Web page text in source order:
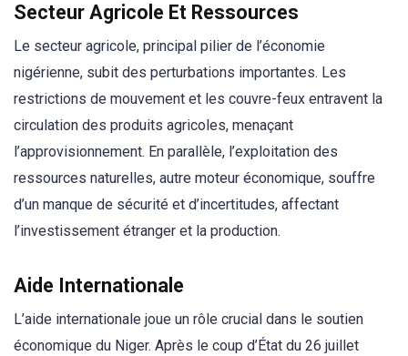
Secteur Agricole Et Ressources
Le secteur agricole, principal pilier de l’économie
nigérienne, subit des perturbations importantes. Les
restrictions de mouvement et les couvre-feux entravent la
circulation des produits agricoles, menaçant
l’approvisionnement. En parallèle, l’exploitation des
ressources naturelles, autre moteur économique, souffre
d’un manque de sécurité et d’incertitudes, affectant
l’investissement étranger et la production.
Aide Internationale
L’aide internationale joue un rôle crucial dans le soutien
économique du Niger. Après le coup d’État du 26 juillet